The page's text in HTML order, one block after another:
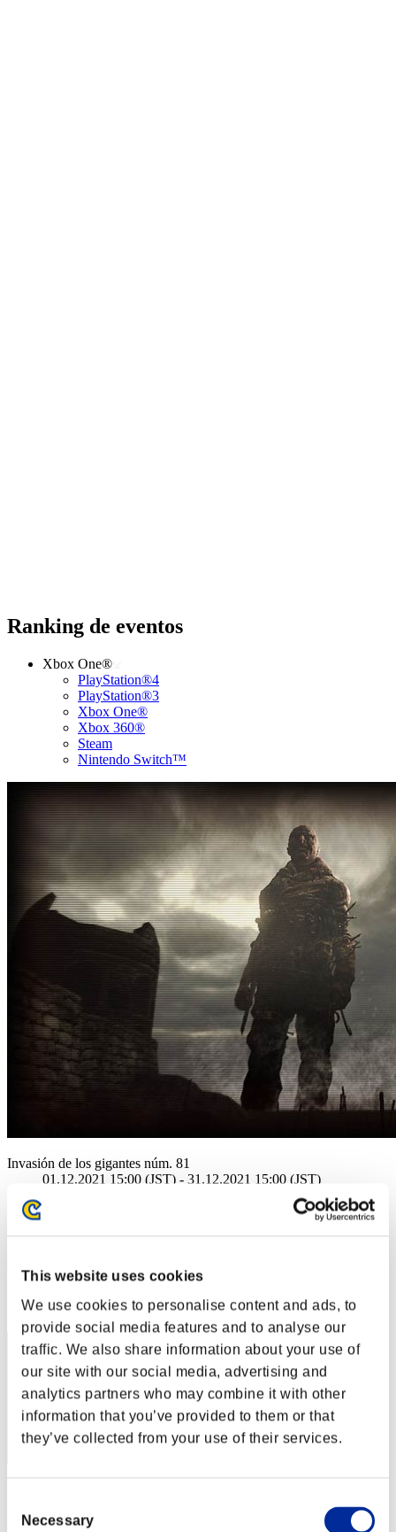
This website uses cookies
We use cookies to personalise content and ads, to
provide social media features and to analyse our
traffic. We also share information about your use of
our site with our social media, advertising and
analytics partners who may combine it with other
information that you’ve provided to them or that
they’ve collected from your use of their services.
Selection
Necessary
Ranking de eventos
Xbox One®
PlayStation®4
PlayStation®3
Xbox One®
Xbox 360®
Steam
Nintendo Switch™
Invasión de los gigantes núm. 81
01.12.2021 15:00 (JST) - 31.12.2021 15:00 (JST)
(Los rankings se actualizan cada 6 horas.)
31
Puntos:3577150